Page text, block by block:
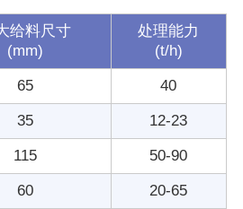
给料尺寸
(mm)
处理能力
(t/h)
65 40
35 12-23
115 50-90
60 20-65